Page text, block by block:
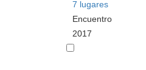
7 lugares
Encuentro
2017